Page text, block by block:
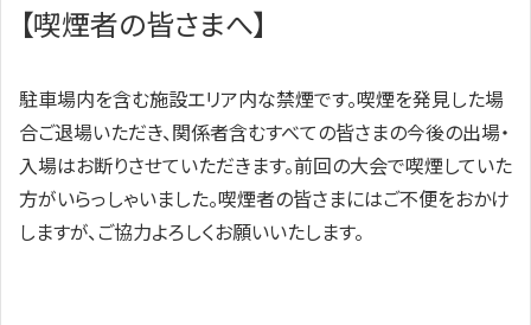
【喫煙者の皆さまへ】
駐車場内を含む施設エリア内な禁煙です。喫煙を発見した場
合ご退場いただき、関係者含むすべての皆さまの今後の出場・
入場はお断りさせていただきます。前回の大会で喫煙していた
方がいらっしゃいました。喫煙者の皆さまにはご不便をおかけ
しますが、ご協力よろしくお願いいたします。